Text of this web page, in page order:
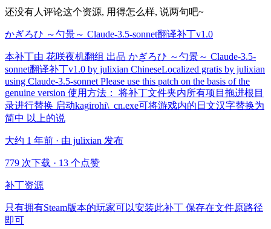
还没有人评论这个资源, 用得怎么样, 说两句吧~
かぎろひ ～勺景～ Claude-3.5-sonnet翻译补丁v1.0
本补丁由 花咲夜机翻组 出品 かぎろひ ～勺景～ Claude-3.5-
sonnet翻译补丁v1.0 by julixian ChineseLocalized gratis by julixian
using Claude-3.5-sonnet Please use this patch on the basis of the
genuine version 使用方法： 将补丁文件夹内所有项目拖进根目
录进行替换 启动kagirohi\_cn.exe可将游戏内的日文汉字替换为
简中 以上的说
大约 1 年前 · 由 julixian 发布
779 次下载 · 13 个点赞
补丁资源
只有拥有Steam版本的玩家可以安装此补丁 保存在文件原路径
即可